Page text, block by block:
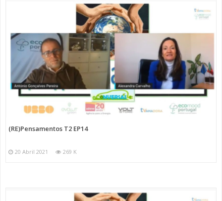
(RE)Pensamentos T2 EP14
20 Abril 2021 269 K